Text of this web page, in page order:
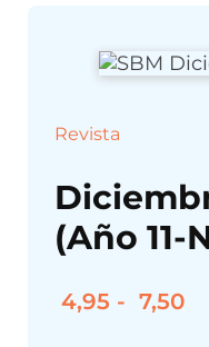
Revista
(Año 11-
4,95 - 7,50